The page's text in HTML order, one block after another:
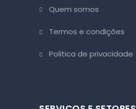
quem somos
termos e condições
politica de privacidade